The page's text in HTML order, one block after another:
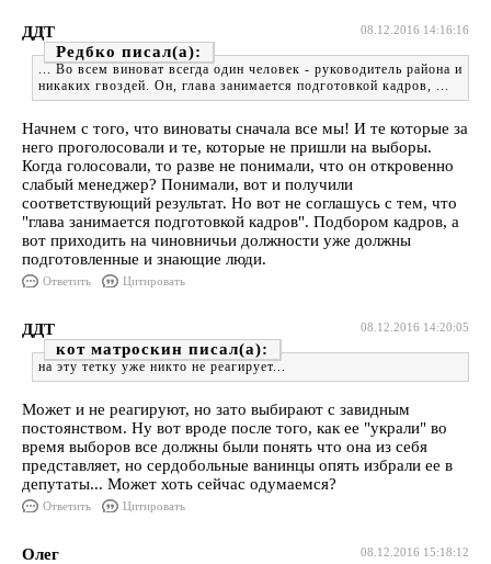
08.12.2016 14:16:16
ДДТ
Редбко
... Во всем виноват всегда один человек - руководитель района и
никаких гвоздей. Он, глава занимается подготовкой кадров, ...
Начнем с того, что виноваты сначала все мы! И те которые за
него проголосовали и те, которые не пришли на выборы.
Когда голосовали, то разве не понимали, что он откровенно
слабый менеджер? Понимали, вот и получили
соответствующий результат. Но вот не соглашусь с тем, что
"глава занимается подготовкой кадров". Подбором кадров, а
вот приходить на чиновничьи должности уже должны
подготовленные и знающие люди.
Ответить Цитировать
08.12.2016 14:20:05
ДДТ
кот матроскин
на эту тетку уже никто не реагирует...
Может и не реагируют, но зато выбирают с завидным
постоянством. Ну вот вроде после того, как ее "украли" во
время выборов все должны были понять что она из себя
представляет, но сердобольные ванинцы опять избрали ее в
депутаты... Может хоть сейчас одумаемся?
Ответить Цитировать
08.12.2016 15:18:12
Олег